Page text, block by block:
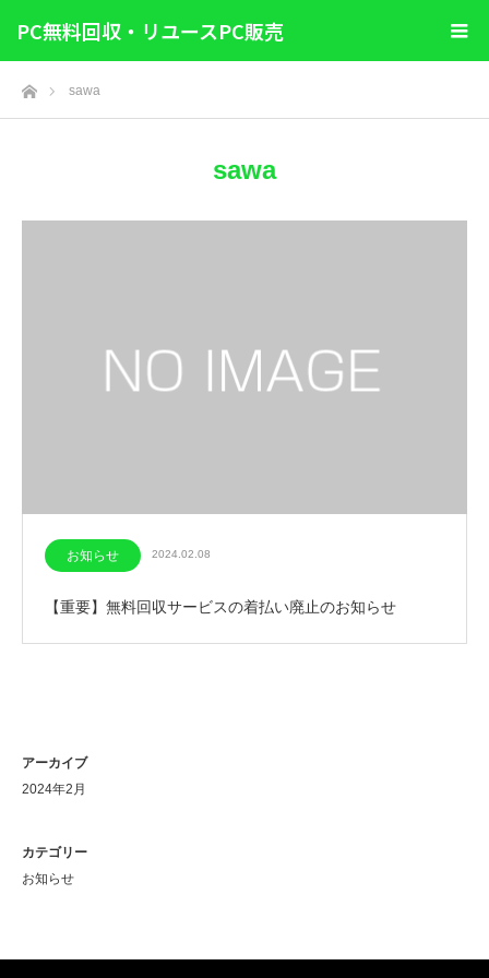
PC無料回収・リユースPC販売
ホームsawa
sawa
お知らせ 2024.02.08
【重要】無料回収サービスの着払い廃止のお知らせ
アーカイブ
2024年2月
カテゴリー
お知らせ